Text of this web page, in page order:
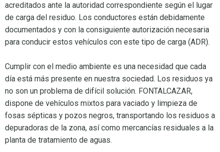
acreditados ante la autoridad correspondiente según el lugar
de carga del residuo. Los conductores están debidamente
documentados y con la consiguiente autorización necesaria
para conducir estos vehículos con este tipo de carga (ADR).
Cumplir con el medio ambiente es una necesidad que cada
día está más presente en nuestra sociedad. Los residuos ya
no son un problema de difícil solución. FONTALCAZAR,
dispone de vehículos mixtos para vaciado y limpieza de
fosas sépticas y pozos negros, transportando los residuos a
depuradoras de la zona, así como mercancías residuales a la
planta de tratamiento de aguas.